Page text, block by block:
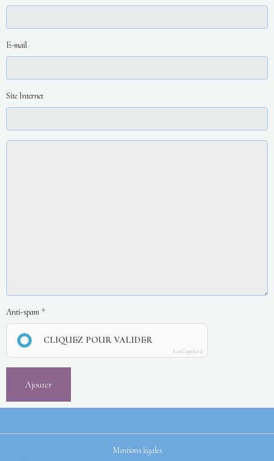
E-mail
Site Internet
Anti-spam
CLIQUEZ POUR VALIDER
IconCaptcha ©
Ajouter
Mentions légales